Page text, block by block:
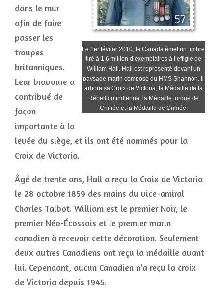
Le 1er février 2010, le Canada émet un timbre
tiré à 1.6 million d’exemplaires à l’effigie de
William Hall. Hall est représenté devant un
paysage marin composé du HMS Shannon. Il
arbore sa Croix de Victoria, la Médaille de la
Rébellion indienne, la Médaille turque de
Crimée et la Médaille de Crimée.
dans le mur
afin de faire
passer les
troupes
britanniques.
Leur bravoure a
contribué de
façon
importante à la
levée du siège, et ils ont été nommés pour la
Croix de Victoria.
Âgé de trente ans, Hall a reçu la Croix de Victoria
le 28 octobre 1859 des mains du vice-amiral
Charles Talbot. William est le premier Noir, le
premier Néo-Écossais et le premier marin
canadien à recevoir cette décoration. Seulement
deux autres Canadiens ont reçu la médaille avant
lui. Cependant, aucun Canadien n’a reçu la croix
de Victoria depuis 1945.